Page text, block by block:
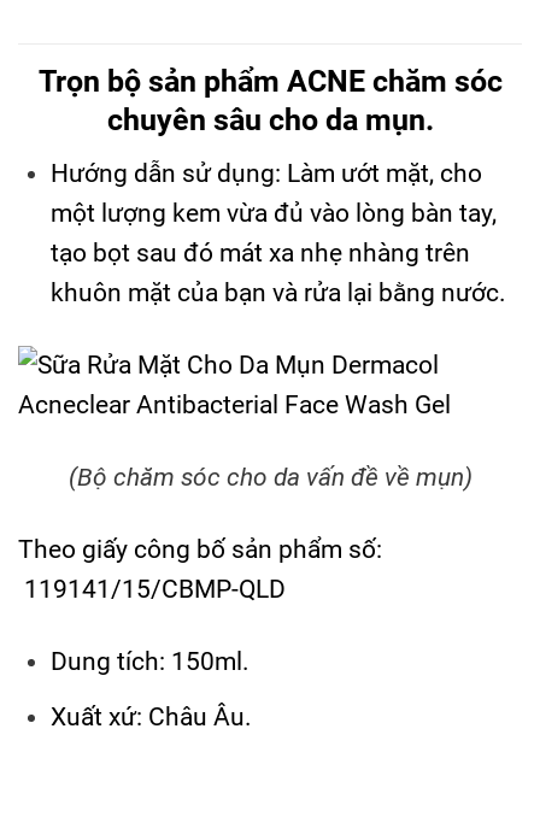
Trọn bộ sản phẩm ACNE chăm sóc
chuyên sâu cho da mụn.
Hướng dẫn sử dụng: Làm ướt mặt, cho
một lượng kem vừa đủ vào lòng bàn tay,
tạo bọt sau đó mát xa nhẹ nhàng trên
khuôn mặt của bạn và rửa lại bằng nước.
(Bộ chăm sóc cho da vấn đề về mụn)
Theo giấy công bố sản phẩm số:
119141/15/CBMP-QLD
Dung tích: 150ml.
Xuất xứ: Châu Âu.